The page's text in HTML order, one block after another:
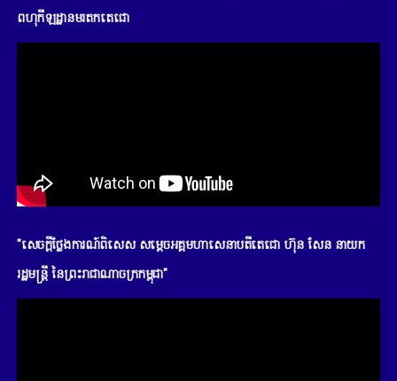
ពហុកីឡដ្ឋានមរតកតេជោ
"សេចក្តីថ្លែងការណ៍ពិសេស សម្តេចអគ្គមហាសេនាបតីតេជោ ហ៊ុន សែន នាយក
រដ្ឋមន្រ្តី នៃព្រះរាជាណាចក្រកម្ពុជា"